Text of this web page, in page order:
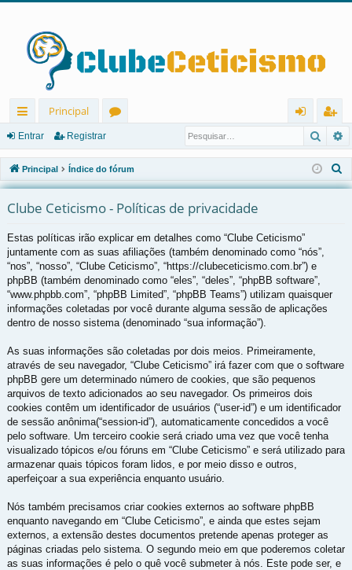
in
ks
rá
pi
d
os
Principal
u
ns
ra
r
eg
ist
ra
Entrar Registrar
Principal Índice do fórum
e
Clube Ceticismo - Políticas de privacidade
Estas políticas irão explicar em detalhes como “Clube Ceticismo”
juntamente com as suas afiliações (também denominado como “nós”,
“nos”, “nosso”, “Clube Ceticismo”, “https://clubeceticismo.com.br”) e
phpBB (também denominado como “eles”, “deles”, “phpBB software”,
“www.phpbb.com”, “phpBB Limited”, “phpBB Teams”) utilizam quaisquer
informações coletadas por você durante alguma sessão de aplicações
dentro de nosso sistema (denominado “sua informação”).
As suas informações são coletadas por dois meios. Primeiramente,
através de seu navegador, “Clube Ceticismo” irá fazer com que o software
phpBB gere um determinado número de cookies, que são pequenos
arquivos de texto adicionados ao seu navegador. Os primeiros dois
cookies contêm um identificador de usuários (“user-id”) e um identificador
de sessão anônima(“session-id”), automaticamente concedidos a você
pelo software. Um terceiro cookie será criado uma vez que você tenha
visualizado tópicos e/ou fóruns em “Clube Ceticismo” e será utilizado para
armazenar quais tópicos foram lidos, e por meio disso e outros,
aperfeiçoar a sua experiência enquanto usuário.
Nós também precisamos criar cookies externos ao software phpBB
enquanto navegando em “Clube Ceticismo”, e ainda que estes sejam
externos, a extensão destes documentos pretende apenas proteger as
páginas criadas pelo sistema. O segundo meio em que poderemos coletar
as suas informações é pelo o quê você submeter à nós. Este pode ser, e